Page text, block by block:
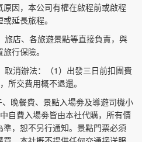
原因，本公司有權在啟程前或啟程
延長旅程。
旅店、各旅遊景點等直接負責，與
行保險。
取消辦法：（1 ）出發三日前扣團費
所交費用概不退還。
晚餐費、景點入場劵及導遊司機小
自費入場劵皆由本社代購，所有價
，恕不另行通知。景點門票必須